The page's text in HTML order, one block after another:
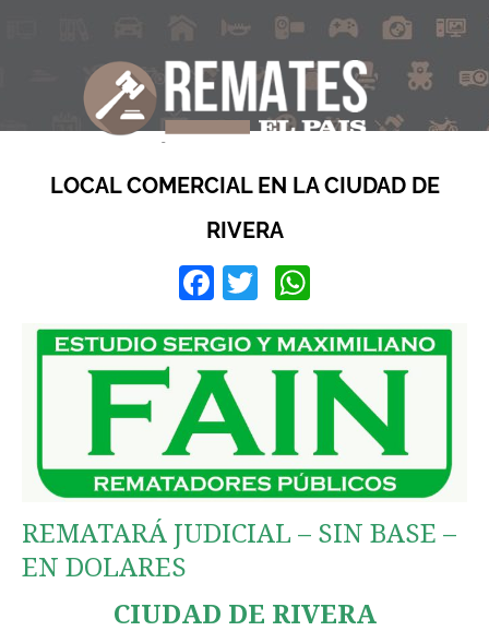
LOCAL COMERCIAL EN LA CIUDAD DE
RIVERA
Facebook
Twitter
REMATARÁ JUDICIAL – SIN BASE –
EN DOLARES
CIUDAD DE RIVERA